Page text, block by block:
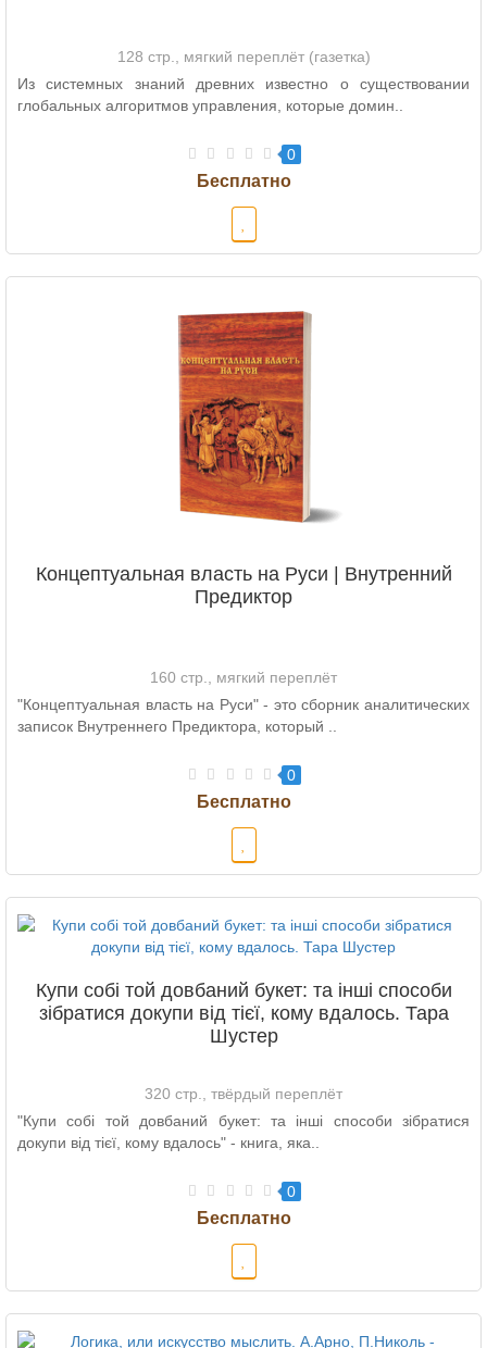
128 стр., мягкий переплёт (газетка)
Из системных знаний древних известно о существовании
глобальных алгоритмов управления, которые домин..
0
Концептуальная власть на Руси | Внутренний
Предиктор
160 стр., мягкий переплёт
"Концептуальная власть на Руси" - это сборник аналитических
записок Внутреннего Предиктора, который ..
0
Купи собі той довбаний букет: та інші способи
зібратися докупи від тієї, кому вдалось. Тара
Шустер
320 стр., твёрдый переплёт
"Купи собі той довбаний букет: та інші способи зібратися
докупи від тієї, кому вдалось" - книга, яка..
0